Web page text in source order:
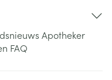
Apotheker
FAQ